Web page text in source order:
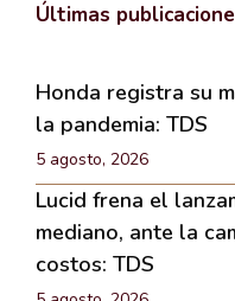
Últimas
Honda registra su
la pandemia: TDS
5 agosto, 2026
Lucid frena el
mediano, ante la
costos: TDS